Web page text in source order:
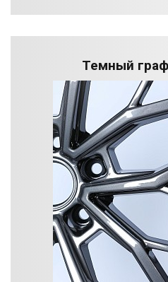
Темный